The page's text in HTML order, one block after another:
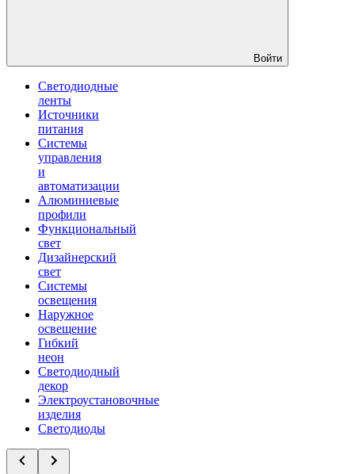
Войти
Светодиодные
ленты
Источники
питания
Системы
управления
и
автоматизации
Алюминиевые
профили
Функциональный
свет
Дизайнерский
свет
Системы
освещения
Наружное
освещение
Гибкий
неон
Светодиодный
декор
Электроустановочные
изделия
Светодиоды